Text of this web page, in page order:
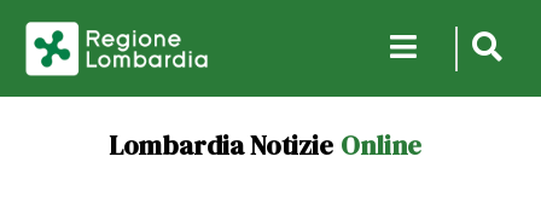
Lombardia Notizie Online